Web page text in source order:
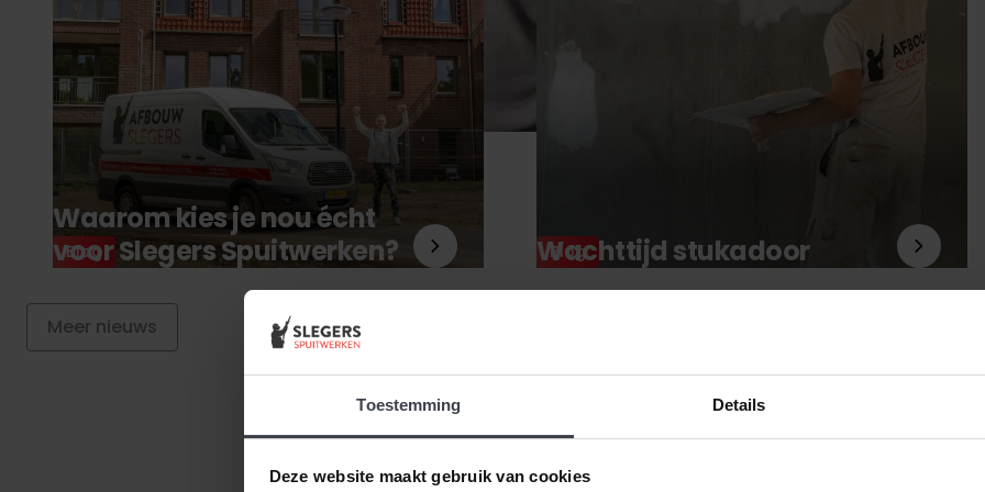
Toestemming Details
Deze website maakt gebruik van cookies
Blog
Waarom kies je nou écht
voor Slegers Spuitwerken?
Blog
Wachttijd stukadoor
Meer nieuws